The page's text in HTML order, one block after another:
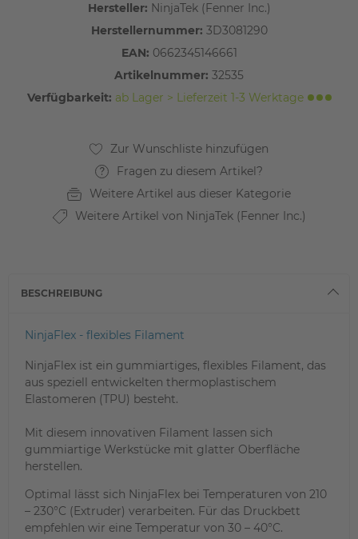
Hersteller: NinjaTek (Fenner Inc.)
Herstellernummer: 3D3081290
EAN: 0662345146661
Artikelnummer: 32535
Verfügbarkeit: ab Lager > Lieferzeit 1-3 Werktage
Fragen zu diesem Artikel?
Weitere Artikel aus dieser Kategorie
Weitere Artikel von NinjaTek (Fenner Inc.)
BESCHREIBUNG
NinjaFlex - flexibles Filament
NinjaFlex ist ein gummiartiges, flexibles Filament, das
aus speziell entwickelten thermoplastischem
Elastomeren (TPU) besteht.
Mit diesem innovativen Filament lassen sich
gummiartige Werkstücke mit glatter Oberfläche
herstellen.
Optimal lässt sich NinjaFlex bei Temperaturen von 210
– 230°C (Extruder) verarbeiten. Für das Druckbett
empfehlen wir eine Temperatur von 30 – 40°C.